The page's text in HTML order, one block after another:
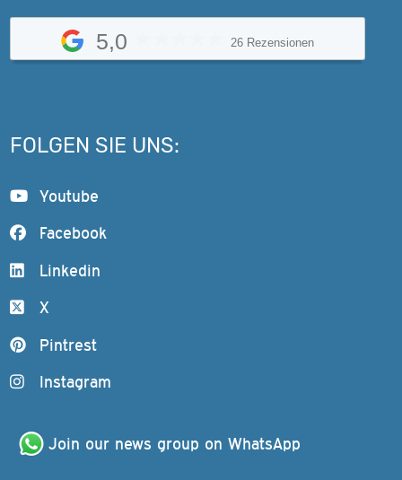
5,0 26 Rezensionen
FOLGEN SIE UNS:
Youtube
Facebook
Linkedin
X
Pintrest
Instagram
Join our news group on WhatsApp